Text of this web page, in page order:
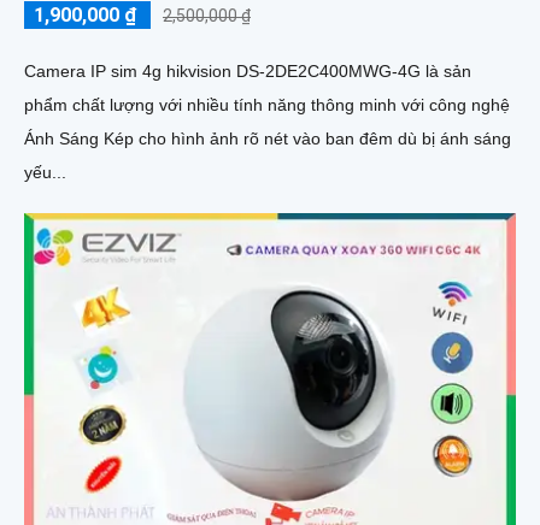
1,900,000 ₫ 2,500,000 ₫
Camera IP sim 4g hikvision DS-2DE2C400MWG-4G là sản
phẩm chất lượng với nhiều tính năng thông minh với công nghệ
Ánh Sáng Kép cho hình ảnh rõ nét vào ban đêm dù bị ánh sáng
yếu...